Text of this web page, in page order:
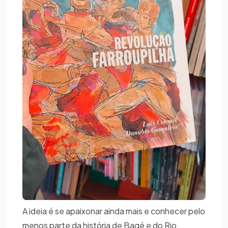
A ideia é se apaixonar ainda mais e conhecer pelo
menos parte da história de Bagé e do Rio